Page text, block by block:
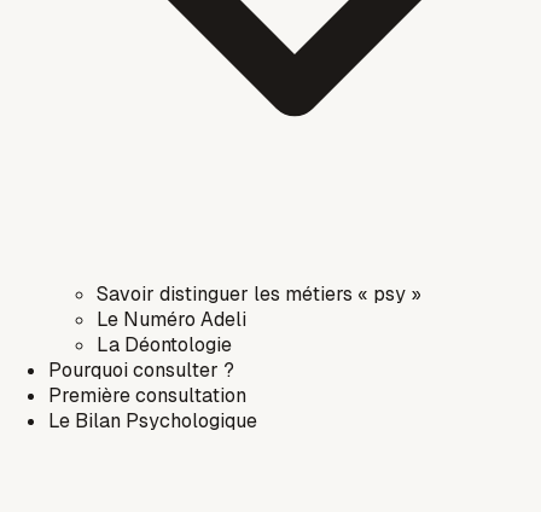
Savoir distinguer les métiers « psy »
Le Numéro Adeli
La Déontologie
Pourquoi consulter ?
Première consultation
Le Bilan Psychologique